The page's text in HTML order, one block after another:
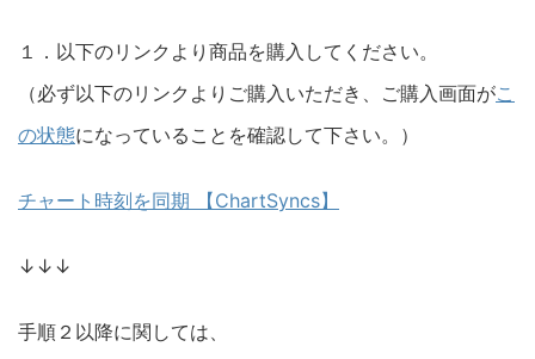
１．以下のリンクより商品を購入してください。
（必ず以下のリンクよりご購入いただき、ご購入画面がこ
の状態になっていることを確認して下さい。）
チャート時刻を同期 【ChartSyncs】
↓↓↓
手順２以降に関しては、